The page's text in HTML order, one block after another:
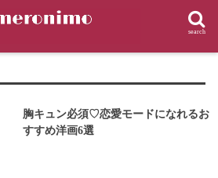
search
胸キュン必須♡恋愛モードになれるお
すすめ洋画6選